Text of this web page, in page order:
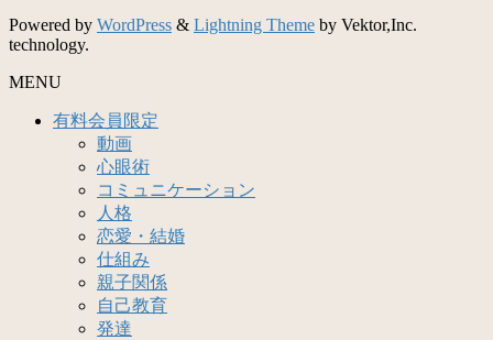
Powered by WordPress & Lightning Theme by Vektor,Inc.
technology.
MENU
有料会員限定
動画
心眼術
コミュニケーション
人格
恋愛・結婚
仕組み
親子関係
自己教育
発達